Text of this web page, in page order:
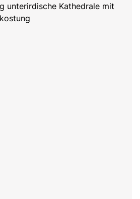
unterirdische Kathedrale mit